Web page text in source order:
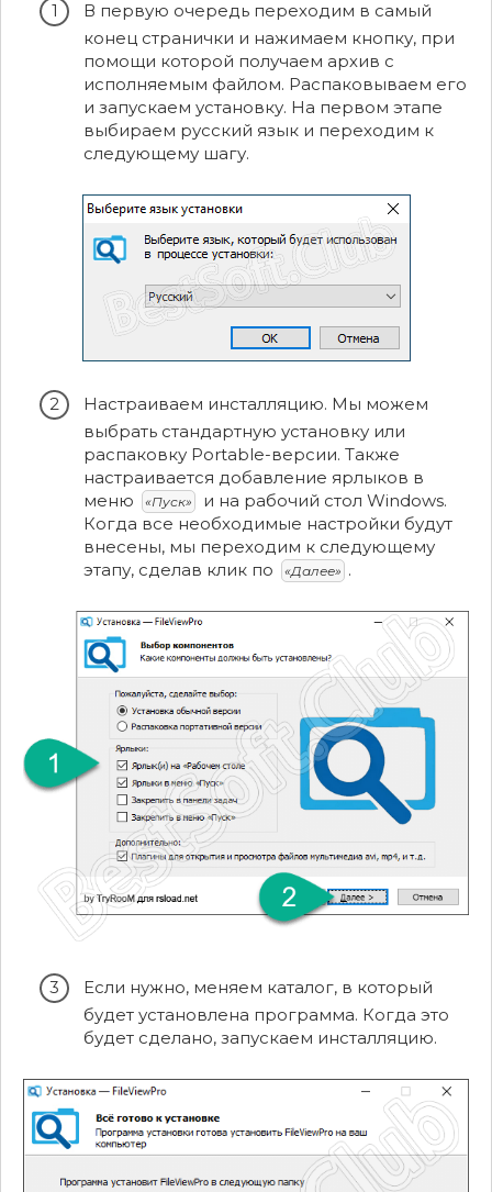
В первую очередь переходим в самый
конец странички и нажимаем кнопку, при
помощи которой получаем архив с
исполняемым файлом. Распаковываем его
и запускаем установку. На первом этапе
выбираем русский язык и переходим к
следующему шагу.
Настраиваем инсталляцию. Мы можем
выбрать стандартную установку или
распаковку Portable-версии. Также
настраивается добавление ярлыков в
меню
«Пуск»
и на рабочий стол Windows.
Когда все необходимые настройки будут
внесены, мы переходим к следующему
этапу, сделав клик по
«Далее» .
Если нужно, меняем каталог, в который
будет установлена программа. Когда это
будет сделано, запускаем инсталляцию.